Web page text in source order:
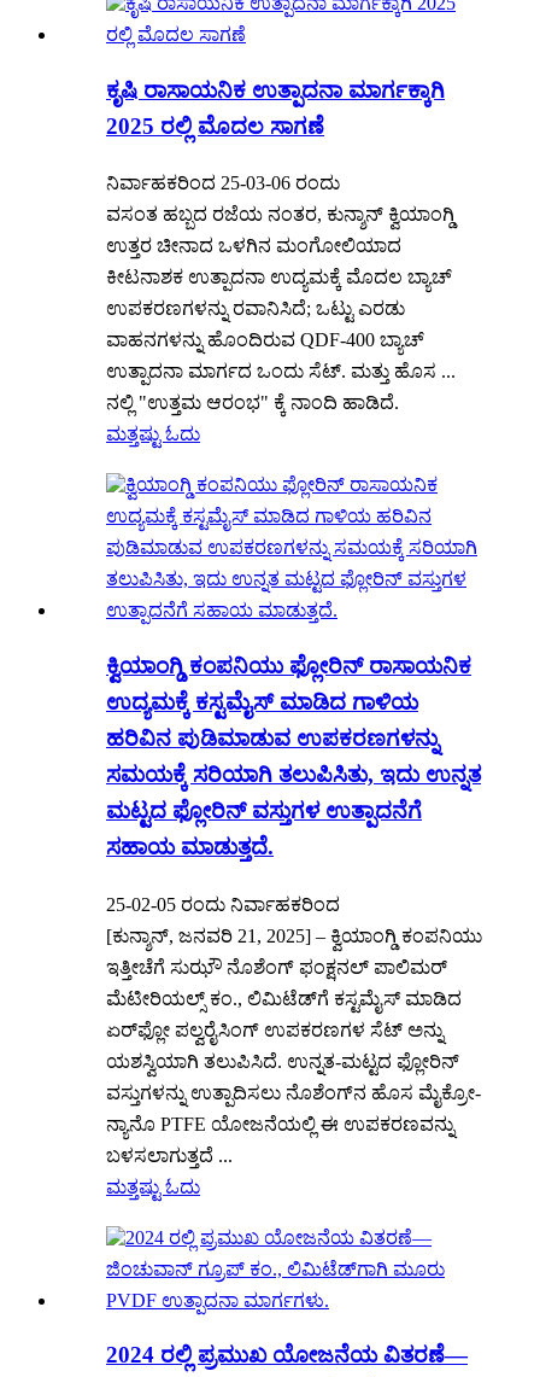
ಕೃಷಿ ರಾಸಾಯನಿಕ ಉತ್ಪಾದನಾ ಮಾರ್ಗಕ್ಕಾಗಿ
2025 ರಲ್ಲಿ ಮೊದಲ ಸಾಗಣೆ
ನಿರ್ವಾಹಕರಿಂದ 25-03-06 ರಂದು
ವಸಂತ ಹಬ್ಬದ ರಜೆಯ ನಂತರ, ಕುನ್ಶಾನ್ ಕ್ವಿಯಾಂಗ್ಡಿ
ಉತ್ತರ ಚೀನಾದ ಒಳಗಿನ ಮಂಗೋಲಿಯಾದ
ಕೀಟನಾಶಕ ಉತ್ಪಾದನಾ ಉದ್ಯಮಕ್ಕೆ ಮೊದಲ ಬ್ಯಾಚ್
ಉಪಕರಣಗಳನ್ನು ರವಾನಿಸಿದೆ; ಒಟ್ಟು ಎರಡು
ವಾಹನಗಳನ್ನು ಹೊಂದಿರುವ QDF-400 ಬ್ಯಾಚ್
ಉತ್ಪಾದನಾ ಮಾರ್ಗದ ಒಂದು ಸೆಟ್. ಮತ್ತು ಹೊಸ ...
ನಲ್ಲಿ "ಉತ್ತಮ ಆರಂಭ" ಕ್ಕೆ ನಾಂದಿ ಹಾಡಿದೆ.
ಮತ್ತಷ್ಟು ಓದು
ಕ್ವಿಯಾಂಗ್ಡಿ ಕಂಪನಿಯು ಫ್ಲೋರಿನ್ ರಾಸಾಯನಿಕ
ಉದ್ಯಮಕ್ಕೆ ಕಸ್ಟಮೈಸ್ ಮಾಡಿದ ಗಾಳಿಯ
ಹರಿವಿನ ಪುಡಿಮಾಡುವ ಉಪಕರಣಗಳನ್ನು
ಸಮಯಕ್ಕೆ ಸರಿಯಾಗಿ ತಲುಪಿಸಿತು, ಇದು ಉನ್ನತ
ಮಟ್ಟದ ಫ್ಲೋರಿನ್ ವಸ್ತುಗಳ ಉತ್ಪಾದನೆಗೆ
ಸಹಾಯ ಮಾಡುತ್ತದೆ.
25-02-05 ರಂದು ನಿರ್ವಾಹಕರಿಂದ
[ಕುನ್ಶಾನ್, ಜನವರಿ 21, 2025] – ಕ್ವಿಯಾಂಗ್ಡಿ ಕಂಪನಿಯು
ಇತ್ತೀಚೆಗೆ ಸುಝೌ ನೊಶೆಂಗ್ ಫಂಕ್ಷನಲ್ ಪಾಲಿಮರ್
ಮೆಟೀರಿಯಲ್ಸ್ ಕಂ., ಲಿಮಿಟೆಡ್‌ಗೆ ಕಸ್ಟಮೈಸ್ ಮಾಡಿದ
ಏರ್‌ಫ್ಲೋ ಪಲ್ವರೈಸಿಂಗ್ ಉಪಕರಣಗಳ ಸೆಟ್ ಅನ್ನು
ಯಶಸ್ವಿಯಾಗಿ ತಲುಪಿಸಿದೆ. ಉನ್ನತ-ಮಟ್ಟದ ಫ್ಲೋರಿನ್
ವಸ್ತುಗಳನ್ನು ಉತ್ಪಾದಿಸಲು ನೊಶೆಂಗ್‌ನ ಹೊಸ ಮೈಕ್ರೋ-
ನ್ಯಾನೊ PTFE ಯೋಜನೆಯಲ್ಲಿ ಈ ಉಪಕರಣವನ್ನು
ಬಳಸಲಾಗುತ್ತದೆ ...
ಮತ್ತಷ್ಟು ಓದು
2024 ರಲ್ಲಿ ಪ್ರಮುಖ ಯೋಜನೆಯ ವಿತರಣೆ—